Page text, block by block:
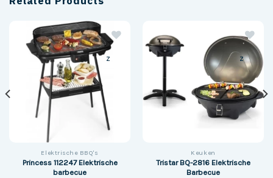
z
Elektrische BBQ's
Princess 112247 Elektrische
barbecue
z
Keuken
Tristar BQ-2816 Elektrische
Barbecue